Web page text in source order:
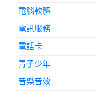
電腦軟體
電訊服務
電話卡
青子少年
音樂音效